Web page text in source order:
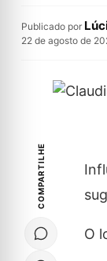
Publicado por
22 de agosto de
COMPARTILHE
O